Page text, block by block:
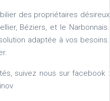
des propriétaires désireux
Béziers, et le Narbonnais.
adaptée à vos besoins.
suivez nous sur facebook :